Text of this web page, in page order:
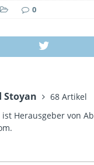
0
Stoyan
68 Artikel
ist Herausgeber von